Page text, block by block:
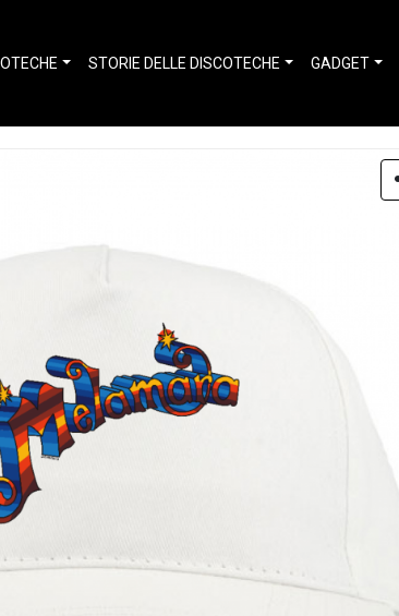
STORIE DELLE DISCOTECHE GADGET